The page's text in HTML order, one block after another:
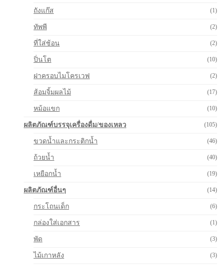
ถังแก๊ส (1)
ทัพพี (2)
ที่ใส่ช้อน (2)
ปิ่นโต (10)
ฝาครอบไมโครเวฟ (2)
ส้อมจิ้มผลไม้ (17)
หม้อแขก (10)
ผลิตภัณฑ์บรรจุเครื่องดื่ม/ของเหลว (105)
ขวดน้ำและกระติกน้ำ (46)
ถ้วยน้ำ (40)
เหยือกน้ำ (19)
ผลิตภัณฑ์อื่นๆ (14)
กระโถนเด็ก (6)
กล่องใส่เอกสาร (1)
พัด (3)
ไม้เกาหลัง (3)